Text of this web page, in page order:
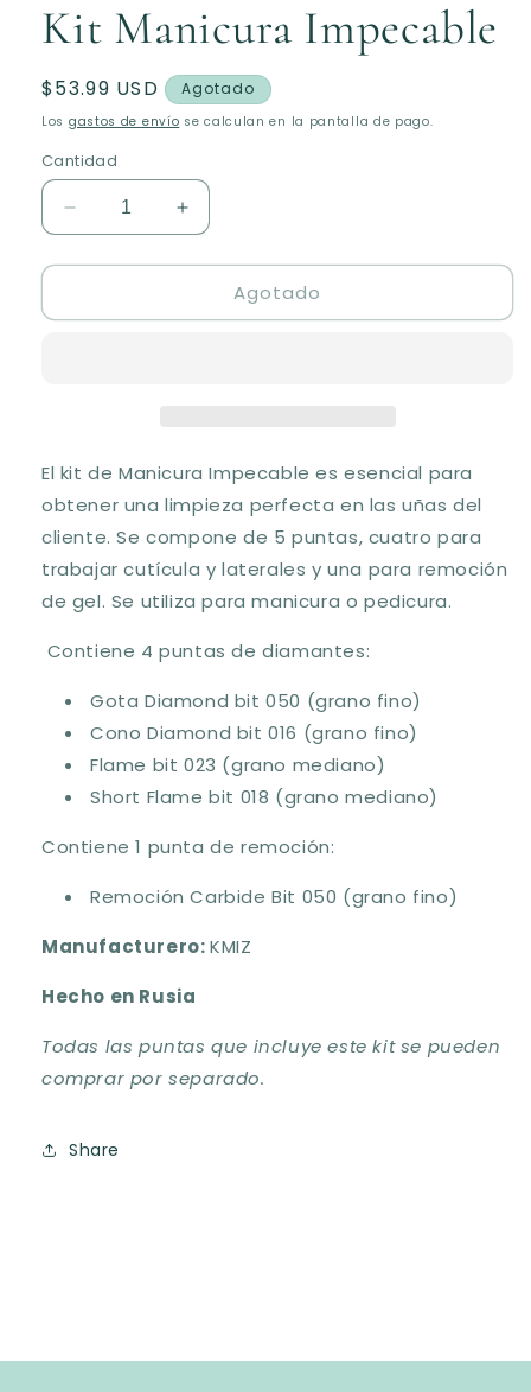
ventana
modal
Kit Manicura Impecable
Precio
habitual
$53.99 USD Agotado
Los gastos de envío se calculan en la pantalla de pago.
Cantidad
Reducir
cantidad
para
Manicura
Aumentar
cantidad
para
Manicura
Agotado
El kit de Manicura Impecable es esencial para
obtener una limpieza perfecta en las uñas del
cliente. Se compone de 5 puntas, cuatro para
trabajar cutícula y laterales y una para remoción
de gel. Se utiliza para manicura o pedicura.
Contiene 4 puntas de diamantes:
Gota Diamond bit 050 (grano fino)
Cono Diamond bit 016 (grano fino)
Flame bit 023 (grano mediano)
Short Flame bit 018 (grano mediano)
Contiene 1 punta de remoción:
Remoción Carbide Bit 050 (grano fino)
Manufacturero:KMIZ
Hecho en Rusia
Todas las puntas que incluye este kit se pueden
comprar por separado.
Share